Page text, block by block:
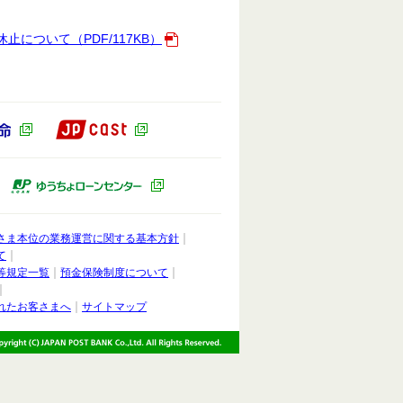
について（PDF/117KB）
ウで開きます）
かんぽ生命（別ウィンドウで開きます）
ドウで開きます）
うちょキャピタルパートナーズ（別ウィンドウで開きます）
ま本位の業務運営に関する基本方針
規定一覧
預金保険制度について
たお客さまへ サイトマップ